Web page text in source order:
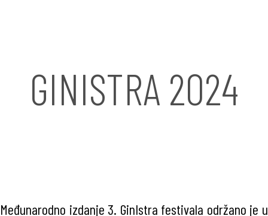
GINISTRA 2024
Međunarodno izdanje 3. GinIstra festivala održano je u